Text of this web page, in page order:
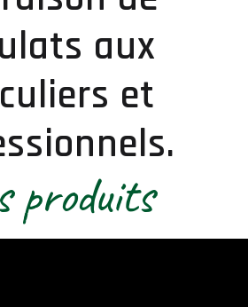
aux
et
produits